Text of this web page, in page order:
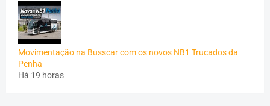
Movimentação na Busscar com os novos NB1 Trucados da
Penha
Há 19 horas